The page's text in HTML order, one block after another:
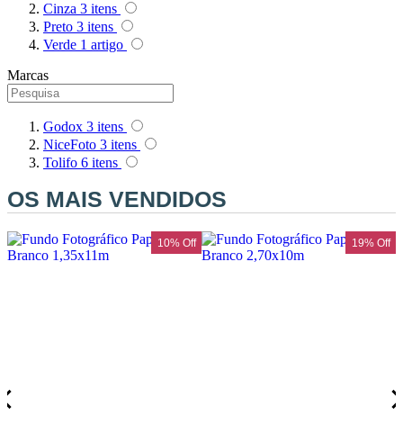
Cinza 3 itens
Preto 3 itens
Verde 1 artigo
Marcas
Godox 3 itens
NiceFoto 3 itens
Tolifo 6 itens
OS MAIS VENDIDOS
10% Off 19% Off